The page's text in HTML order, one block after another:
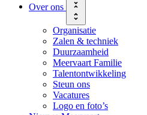
Over ons
Organisatie
Zalen & techniek
Duurzaamheid
Meervaart Familie
Talentontwikkeling
Steun ons
Vacatures
Logo en foto’s